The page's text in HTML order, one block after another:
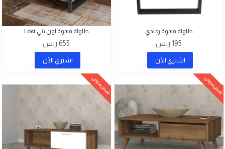
طاولة قهوة رمادي
195 ر.س
اشتري اﻵن
طاولة قهوة لون بني Lost
655 ر.س
اشتري اﻵن
شحن مجاني شحن مجاني